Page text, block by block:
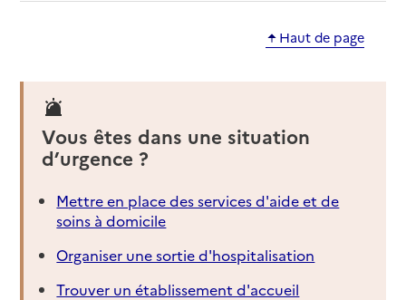
Haut de page
Vous êtes dans une situation
d’urgence ?
Mettre en place des services d'aide et de
soins à domicile
Organiser une sortie d'hospitalisation
Trouver un établissement d'accueil